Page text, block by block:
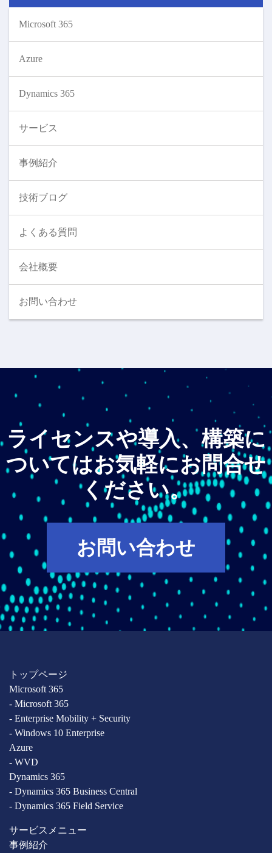
Microsoft 365
Azure
Dynamics 365
サービス
事例紹介
技術ブログ
よくある質問
会社概要
お問い合わせ
ライセンスや導入、構築に
ついてはお気軽にお問合せ
ください。
お問い合わせ
トップページ
Microsoft 365
- Microsoft 365
- Enterprise Mobility + Security
- Windows 10 Enterprise
Azure
- WVD
Dynamics 365
- Dynamics 365 Business Central
- Dynamics 365 Field Service
サービスメニュー
事例紹介